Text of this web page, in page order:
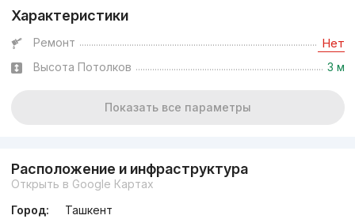
Характеристики
Ремонт Нет
Высота Потолков 3 м
Показать все параметры
Расположение и инфраструктура
Открыть в Google Картах
Город:
Ташкент